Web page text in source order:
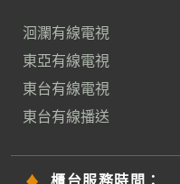
洄瀾有線電視
東亞有線電視
東台有線電視
東台有線播送
櫃台服務時間：